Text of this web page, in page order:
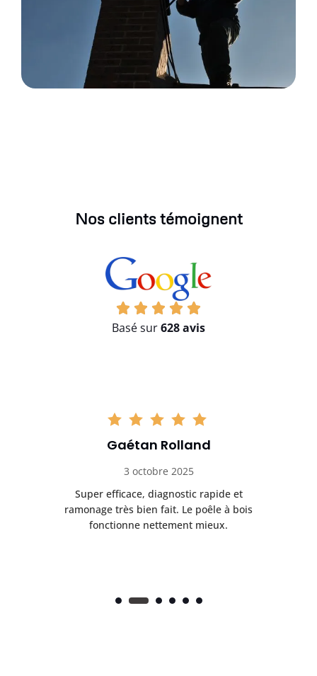
Nos clients témoignent
Basé sur628 avis
Gaétan Rolland
3 octobre 2025
Super efficace, diagnostic rapide et
ramonage très bien fait. Le poêle à bois
fonctionne nettement mieux.